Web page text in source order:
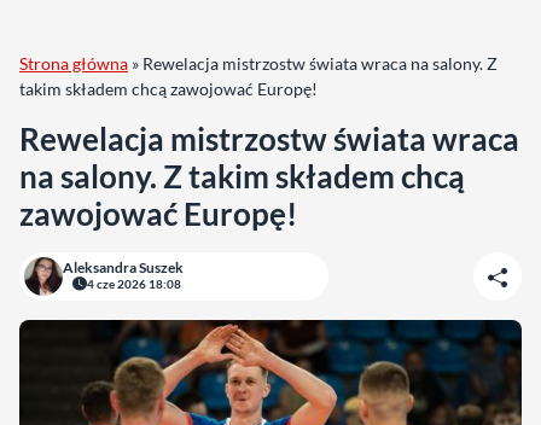
Strona główna » Rewelacja mistrzostw świata wraca na salony. Z
takim składem chcą zawojować Europę!
Rewelacja mistrzostw świata wraca
na salony. Z takim składem chcą
zawojować Europę!
Aleksandra Suszek
4 cze 2026 18:08